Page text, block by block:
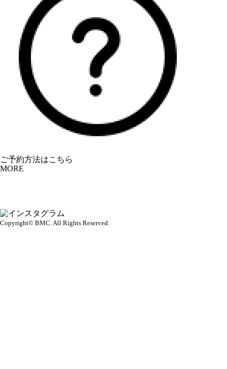
ご予約方法はこちら
MORE
Copyright© BMC. All Rights Reserved.